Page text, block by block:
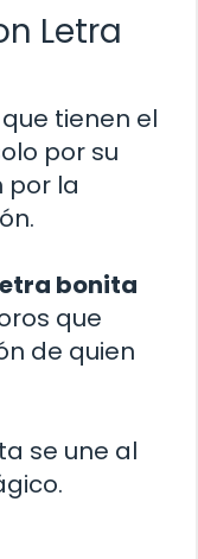
Letra
tienen el
por su
por la
bonita
que
de quien
se une al